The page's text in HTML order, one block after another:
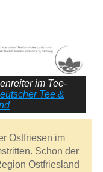
im Tee-
Tee &
Ostfriesen im
Schon der
Ostfriesland